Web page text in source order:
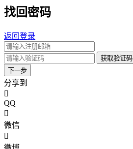
找回密码
返回登录
获取验证码
下一步
分享到
QQ
微信